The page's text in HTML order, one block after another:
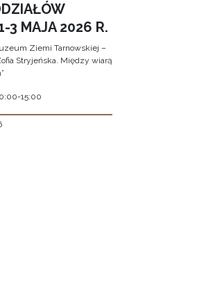
3 MAJA 2026 R.
Ziemi Tarnowskiej –
Stryjeńska. Między wiarą
15:00